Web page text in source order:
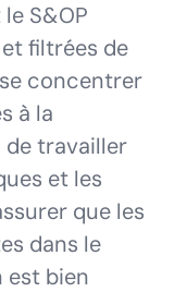
S&OP
filtrées de
concentrer
à la
de travailler
et les
que les
dans le
est bien